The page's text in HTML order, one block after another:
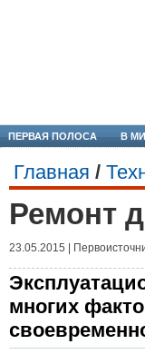
ПЕРВАЯ ПОЛОСА В
Главная /
Ремонт
23.05.2015 |
многих